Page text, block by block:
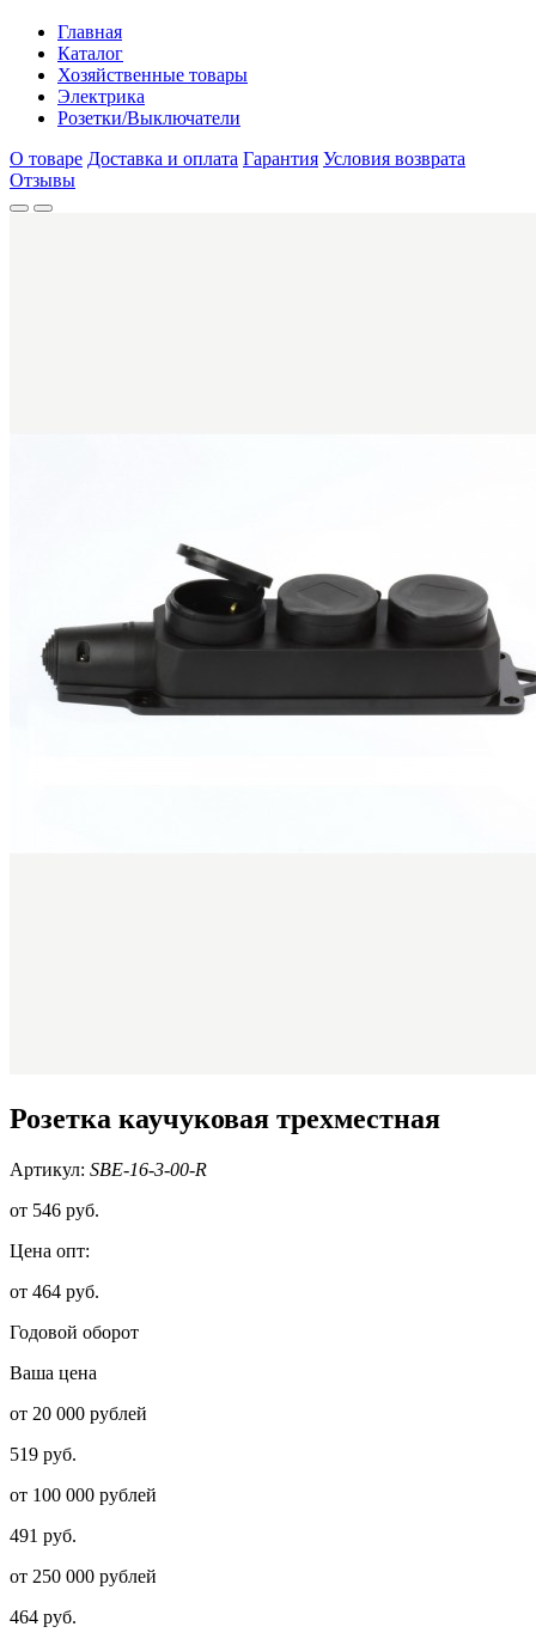
Главная
Каталог
Хозяйственные товары
Электрика
Розетки/Выключатели
О товаре Доставка и оплата Гарантия Условия возврата
Отзывы
Розетка каучуковая трехместная
Артикул: SBE-16-3-00-R
от 546 руб.
Цена опт:
от 464 руб.
Годовой оборот
Ваша цена
от 20 000 рублей
519 руб.
от 100 000 рублей
491 руб.
от 250 000 рублей
464 руб.